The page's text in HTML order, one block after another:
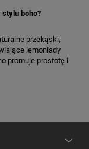
stylu boho?
przekąski,
lemoniady
promuje prostotę i